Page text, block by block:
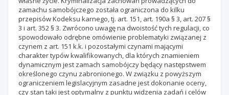
zamachu samobójczego została ograniczona do kilku
przepisów Kodeksu karnego, tj. art. 151, art. 190a § 3, art. 207 §
3 i art. 352 § 3. Zwrócono uwagę na dwoistość tych regulacji, co
spowodowało odrębne omówienie problematyki związanej z
czynem z art. 151 k.k. i pozostałymi czynami mającymi
charakter typów kwalifikowanych, dla których znamieniem
dynamicznym jest zamach samobójczy będący następstwem
określonego czynu zabronionego. W związku z powyższym
ograniczeniem legislacyjnym zasadne jest dokonanie oceny,
czy stan taki jest optymalny z punktu widzenia zadań i celów